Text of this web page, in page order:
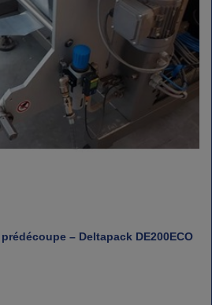
– Deltapack DE200ECO